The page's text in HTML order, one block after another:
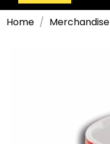
Home
Merchandise